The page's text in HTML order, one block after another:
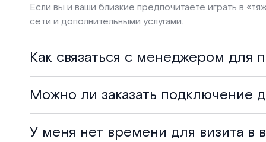
Если вы и ваши близкие предпочитаете играть в
сети и дополнительными услугами.
Как связаться с менеджером для
Можно ли заказать подключение
У меня нет времени для визита в